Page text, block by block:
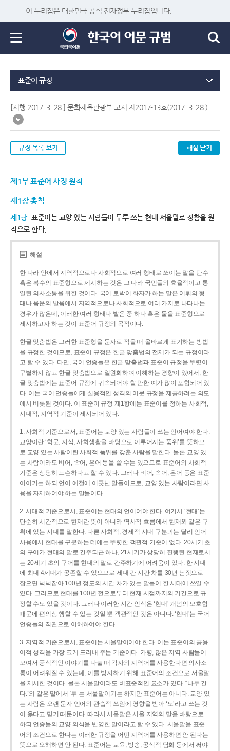
이 누리집은 대한민국 공식 전자정부 누리집입니다.
표준어 규정
[시행 2017. 3. 28.] 문화체육관광부 고시 제2017-13호(2017. 3. 28.)
규정 목록 보기 해설 닫기
제1부 표준어 사정 원칙
제1장 총칙
제1항 표준어는 교양 있는 사람들이 두루 쓰는 현대 서울말로 정함을 원
칙으로 한다.
해설
한 나라 안에서 지역적으로나 사회적으로 여러 형태로 쓰이는 말을 단수
혹은 복수의 표준형으로 제시하는 것은 그 나라 국민들의 효율적이고 통
일된 의사소통을 위한 것이다. 국어 토박이 화자가 하는 말은 어휘의 형
태나 음운의 발음에서 지역적으로나 사회적으로 여러 가지로 나타나는
경우가 많은데, 이러한 여러 형태나 발음 중 하나 혹은 둘을 표준형으로
제시하고자 하는 것이 표준어 규정의 목적이다.
한글 맞춤법은 그러한 표준형을 문자로 적을 때 올바르게 표기하는 방법
을 규정한 것이므로, 표준어 규정은 한글 맞춤법의 전제가 되는 규정이라
고 할 수 있다. 다만, 국어 언중들은 한글 맞춤법과 표준어 규정을 뚜렷이
구별하지 않고 한글 맞춤법으로 일원화하여 이해하는 경향이 있어서, 한
글 맞춤법에는 표준어 규정에 귀속되어야 할 만한 예가 많이 포함되어 있
다. 이는 국어 언중들에게 실용적인 성격의 어문 규정을 제공하려는 의도
에서 비롯된 것이다. 이 표준어 규정 제1항에는 표준어를 정하는 사회적,
시대적, 지역적 기준이 제시되어 있다.
1. 사회적 기준으로서, 표준어는 교양 있는 사람들이 쓰는 언어여야 한다.
교양이란 ‘학문, 지식, 사회생활을 바탕으로 이루어지는 품위’를 뜻하므
로 교양 있는 사람이란 사회적 품위를 갖춘 사람을 말한다. 물론 교양 있
는 사람이라도 비어, 속어, 은어 등을 쓸 수는 있으므로 표준어의 사회적
기준은 상당히 느슨하다고 할 수 있다. 그러나 비어, 속어, 은어 등은 표준
어이기는 하되 언어 예절에 어긋난 말들이므로, 교양 있는 사람이라면 사
용을 자제하여야 하는 말들이다.
2. 시대적 기준으로서, 표준어는 현대의 언어여야 한다. 여기서 ‘현대’는
단순히 시간적으로 현재란 뜻이 아니라 역사적 흐름에서 현재와 같은 구
획에 있는 시대를 말한다. 다른 사회적, 경제적 시대 구분과는 달리 언어
사용에서 현대를 구분하는 데에는 뚜렷한 객관적 기준이 없다. 20세기 초
의 구어가 현대의 말로 간주되곤 하나, 21세기가 상당히 진행된 현재로서
는 20세기 초의 구어를 현대의 말로 간주하기에 어려움이 있다. 한 시대
에 최대 4세대가 공존할 수 있으므로 세대 간 시간 차를 30년 남짓으로
잡으면 넉넉잡아 100년 정도의 시간 차가 있는 말들이 한 시대에 쓰일 수
있다. 그러므로 현대를 100년 전으로부터 현재 시점까지의 기간으로 규
정할 수도 있을 것이다. 그러나 이러한 시간 인식은 ‘현대’ 개념의 모호함
때문에 편의상 행할 수 있는 것일 뿐 객관적인 것은 아니다. ‘현대’는 국어
언중들의 직관으로 이해하여야 한다.
3. 지역적 기준으로서, 표준어는 서울말이어야 한다. 이는 표준어의 공용
어적 성격을 가장 크게 드러내 주는 기준이다. 가령, 많은 지역 사람들이
모여서 공식적인 이야기를 나눌 때 각자의 지역어를 사용한다면 의사소
통이 어려워질 수 있는데, 이를 방지하기 위해 표준어의 조건으로 서울말
을 제시한 것이다. 물론 서울말이라도 비표준적인 요소가 있다. “나두 간
다.”와 같은 말에서 ‘두’는 서울말이기는 하지만 표준어는 아니다. 교양 있
는 사람은 오랜 문자 언어의 관습적 쓰임에 영향을 받아 ‘도’라고 쓰는 것
이 옳다고 믿기 때문이다. 따라서 서울말은 서울 지역의 말을 바탕으로
하되 언중들의 교양 의식을 반영한 말이라고 할 수 있다. 서울말을 표준
어의 조건으로 한다는 이러한 규정을 어떤 지역어를 사용하면 안 된다는
뜻으로 오해하면 안 된다. 표준어는 교육, 방송, 공식적 담화 등에서 써야